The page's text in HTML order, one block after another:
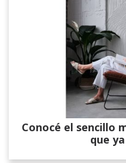
Conocé el sencillo
que